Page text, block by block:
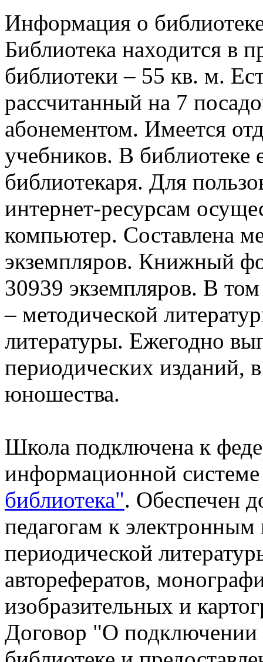
Информация о
Библиотека находится в
библиотеки – 55 кв. м.
рассчитанный на 7
абонементом. Имеется
учебников. В библиотеке
библиотекаря. Для
интернет-ресурсам
компьютер. Составлена
экземпляров. Книжный
30939 экземпляров. В
– методической
литературы. Ежегодно
периодических изданий,
юношества.
Школа подключена к
информационной
библиотека". Обеспечен
педагогам к
периодической
авторефератов,
изобразительных и
Договор "О подключении